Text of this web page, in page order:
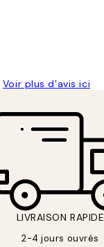
Voir plus d’avis ici
LIVRAISON RAPIDE
2-4 jours ouvrés